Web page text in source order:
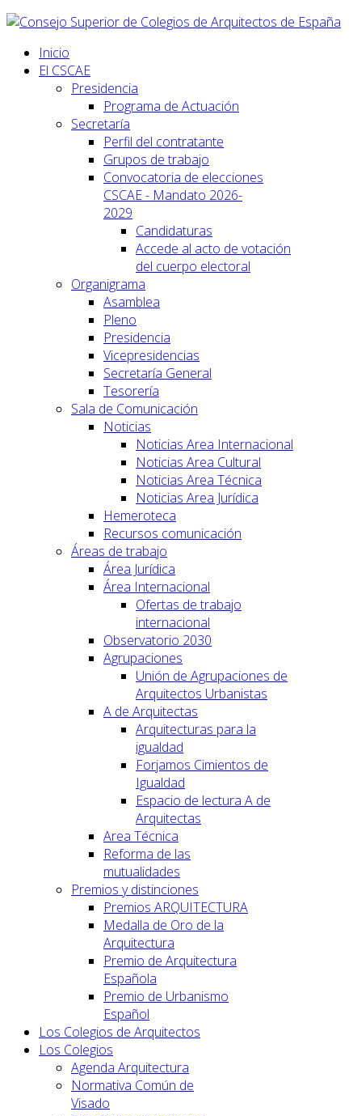
Inicio
El CSCAE
Presidencia
Programa de Actuación
Secretaría
Perfil del contratante
Grupos de trabajo
Convocatoria de elecciones
CSCAE - Mandato 2026-
2029
Candidaturas
Accede al acto de votación
del cuerpo electoral
Organigrama
Asamblea
Pleno
Presidencia
Vicepresidencias
Secretaría General
Tesorería
Sala de Comunicación
Noticias
Noticias Area Internacional
Noticias Area Cultural
Noticias Area Técnica
Noticias Area Jurídica
Hemeroteca
Recursos comunicación
Áreas de trabajo
Área Jurídica
Área Internacional
Ofertas de trabajo
internacional
Observatorio 2030
Agrupaciones
Unión de Agrupaciones de
Arquitectos Urbanistas
A de Arquitectas
Arquitecturas para la
igualdad
Forjamos Cimientos de
Igualdad
Espacio de lectura A de
Arquitectas
Area Técnica
Reforma de las
mutualidades
Premios y distinciones
Premios ARQUITECTURA
Medalla de Oro de la
Arquitectura
Premio de Arquitectura
Española
Premio de Urbanismo
Español
Los Colegios de Arquitectos
Los Colegios
Agenda Arquitectura
Normativa Común de
Visado